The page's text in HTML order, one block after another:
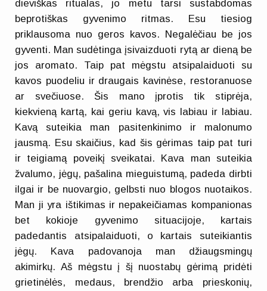
dieviškas ritualas, jo metu tarsi sustabdomas
beprotiškas gyvenimo ritmas. Esu tiesiog
priklausoma nuo geros kavos. Negalėčiau be jos
gyventi. Man sudėtinga įsivaizduoti rytą ar dieną be
jos aromato. Taip pat mėgstu atsipalaiduoti su
kavos puodeliu ir draugais kavinėse, restoranuose
ar svečiuose. Šis mano įprotis tik stiprėja,
kiekvieną kartą, kai geriu kavą, vis labiau ir labiau.
Kavą suteikia man pasitenkinimo ir malonumo
jausmą. Esu skaičius, kad šis gėrimas taip pat turi
ir teigiamą poveikį sveikatai. Kava man suteikia
žvalumo, jėgų, pašalina mieguistumą, padeda dirbti
ilgai ir be nuovargio, gelbsti nuo blogos nuotaikos.
Man ji yra ištikimas ir nepakeičiamas kompanionas
bet kokioje gyvenimo situacijoje, kartais
padedantis atsipalaiduoti, o kartais suteikiantis
jėgų. Kava padovanoja man džiaugsmingų
akimirkų. Aš mėgstu į šį nuostabų gėrimą pridėti
grietinėlės, medaus, brendžio arba prieskonių,